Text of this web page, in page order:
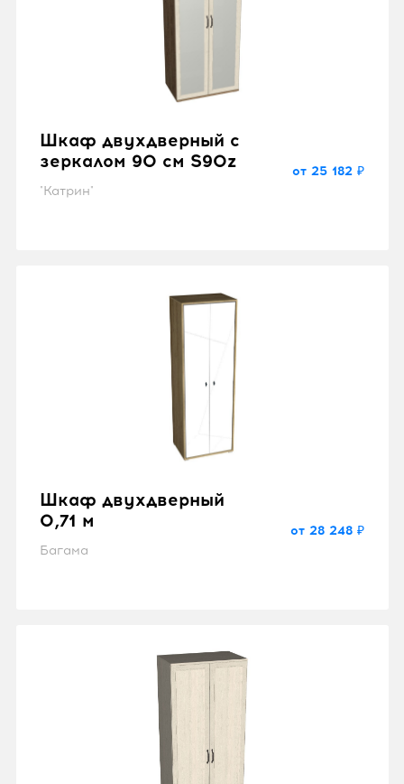
Шкаф двухдверный с
зеркалом 90 см S90z
"Катрин"
от 25 182 ₽
Шкаф двухдверный
0,71 м
Багама
от 28 248 ₽